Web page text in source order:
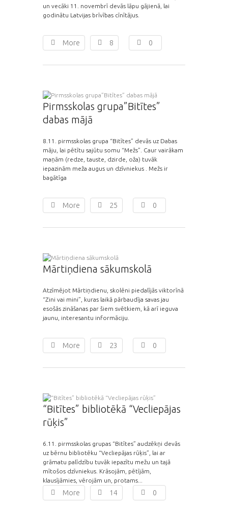
un vecāki 11. novembrī devās lāpu gājienā, lai
godinātu Latvijas brīvības cīnītājus.
More 8 0
Pirmsskolas grupa”Bitītes”
dabas mājā
8.11. pirmsskolas grupa “Bitītes” devās uz Dabas
māju, lai pētītu sajūtu somu “Mežs”. Caur vairākam
maņām (redze, tauste, dzirde, oža) tuvāk
iepazinām meža augus un dzīvniekus . Mežs ir
bagātīga
More 25 0
Mārtiņdiena sākumskolā
Atzīmējot Mārtiņdienu, skolēni piedalījās viktorīnā
“Zini vai mini”, kuras laikā pārbaudīja savas jau
esošās zināšanas par šiem svētkiem, kā arī ieguva
jaunu, interesantu informāciju.
More 23 0
“Bitītes” bibliotēkā “Vecliepājas
rūķis”
6.11. pirmsskolas grupas “Bitītes” audzēkņi devās
uz bērnu bibliotēku “Vecliepājas rūķis”, lai ar
grāmatu palīdzību tuvāk iepazītu mežu un tajā
mītošos dzīvniekus. Krāsojām, pētījām,
klausījāmies, vērojām un, protams...
More 14 0